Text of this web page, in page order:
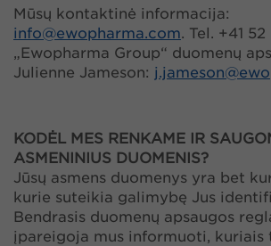
Mūsų kontaktinė informacija:
info@ewopharma.com. Tel. +41
„Ewopharma Group“ duomenų
Julienne Jameson: j.jameson@
KODĖL MES RENKAME IR
ASMENINIUS DUOMENIS?
Jūsų asmens duomenys yra bet
kurie suteikia galimybę Jus
Bendrasis duomenų apsaugos
įpareigoja mus informuoti, kuriais